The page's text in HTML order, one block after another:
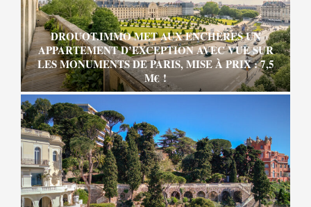
DROUOT.IMMO MET AUX ENCHÈRES UN
APPARTEMENT D’EXCEPTION AVEC VUE SUR
LES MONUMENTS DE PARIS, MISE À PRIX : 7,5
M€ !